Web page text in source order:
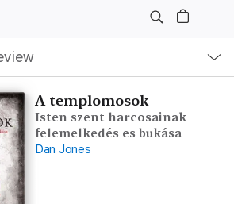
A templomosok
Isten szent harcosainak
felemelkedés es bukása
Dan Jones